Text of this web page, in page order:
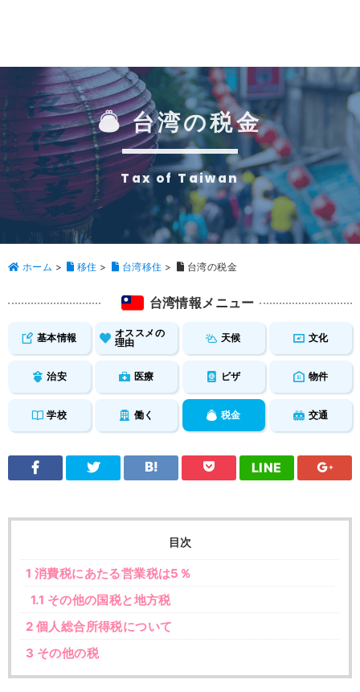
台湾の税金
Tax of Taiwan
ホーム > 移住 > 台湾移住 > 台湾の税金
台湾情報メニュー
基本情報 オススメの
理由 天候 文化
治安 医療 ビザ 物件
学校 働く 税金 交通
LINE
目次
1 消費税にあたる営業税は5％
1.1 その他の国税と地方税
2 個人総合所得税について
3 その他の税